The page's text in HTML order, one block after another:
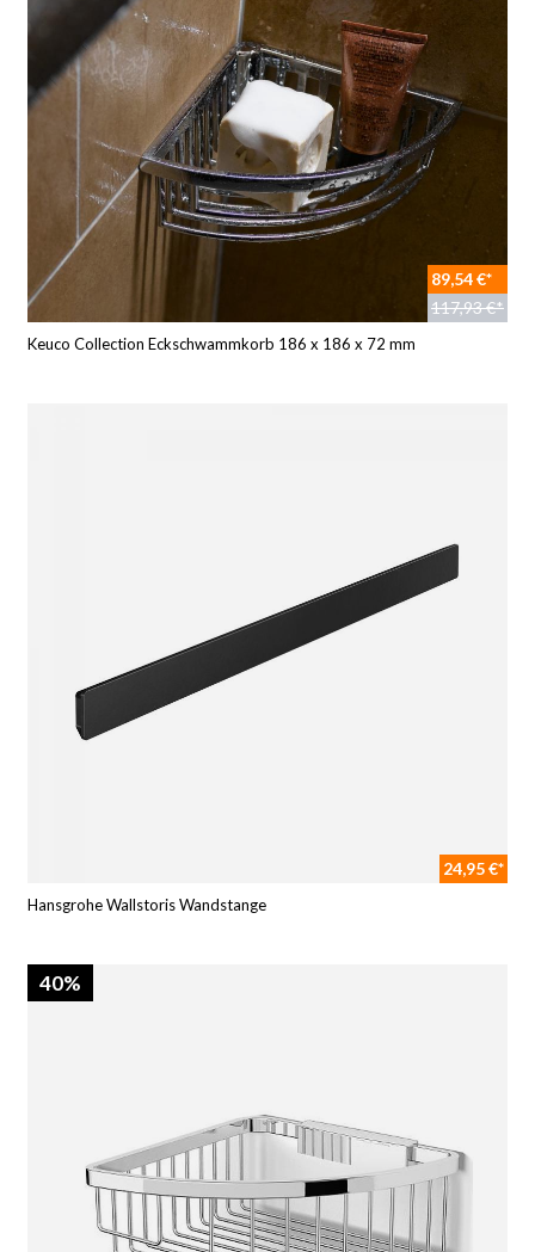
89,54 €*
117,93 €*
Keuco Collection Eckschwammkorb 186 x 186 x 72 mm
24,95 €*
Hansgrohe Wallstoris Wandstange
40%